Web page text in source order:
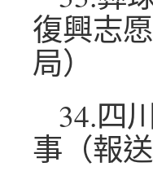
復興志
局）
34.四
事（報